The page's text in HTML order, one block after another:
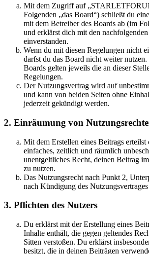
Mit dem Zugriff auf
Folgenden „das Board“) schließt du
mit dem Betreiber des Boards ab (im
und erklärst dich mit den
einverstanden.
Wenn du mit diesen Regelungen nicht
darfst du das Board nicht weiter
Boards gelten jeweils die an dieser
Regelungen.
Der Nutzungsvertrag wird auf
und kann von beiden Seiten ohne
jederzeit gekündigt werden.
2. Einräumung von
Mit dem Erstellen eines Beitrags erteilst
einfaches, zeitlich und räumlich
unentgeltliches Recht, deinen Beitrag
zu nutzen.
Das Nutzungsrecht nach Punkt 2,
nach Kündigung des Nutzungsvertrages
3. Pflichten des Nutzers
Du erklärst mit der Erstellung eines
Inhalte enthält, die gegen geltendes
Sitten verstoßen. Du erklärst
besitzt, die in deinen Beiträgen